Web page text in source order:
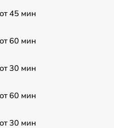
от 45 мин
от 60 мин
от 30 мин
от 60 мин
от 30 мин